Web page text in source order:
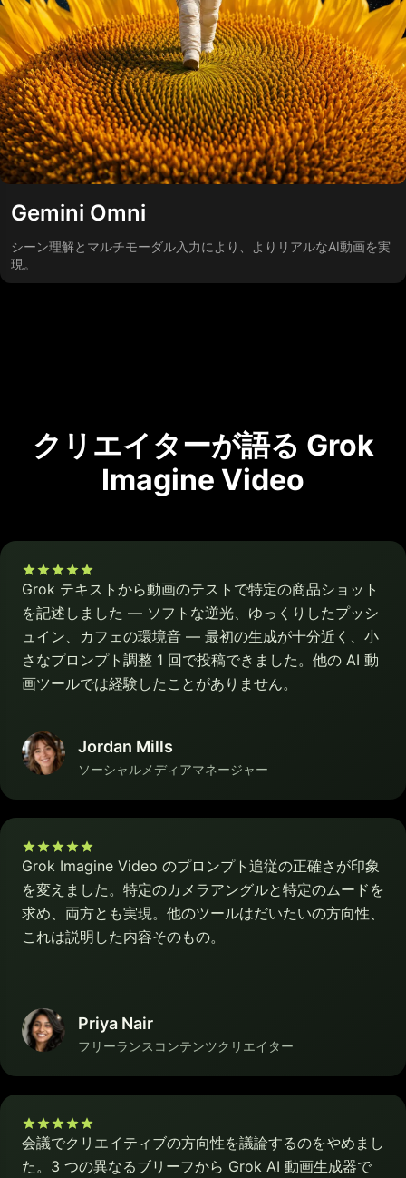
Gemini Omni
シーン理解とマルチモーダル入力により、よりリアルなAI動画を実
現。
クリエイターが語る Grok
Imagine Video
Grok テキストから動画のテストで特定の商品ショット
を記述しました — ソフトな逆光、ゆっくりしたプッシ
ュイン、カフェの環境音 — 最初の生成が十分近く、小
さなプロンプト調整 1 回で投稿できました。他の AI 動
画ツールでは経験したことがありません。
Jordan Mills
ソーシャルメディアマネージャー
Grok Imagine Video のプロンプト追従の正確さが印象
を変えました。特定のカメラアングルと特定のムードを
求め、両方とも実現。他のツールはだいたいの方向性、
これは説明した内容そのもの。
Priya Nair
フリーランスコンテンツクリエイター
会議でクリエイティブの方向性を議論するのをやめまし
た。3 つの異なるブリーフから Grok AI 動画生成器で